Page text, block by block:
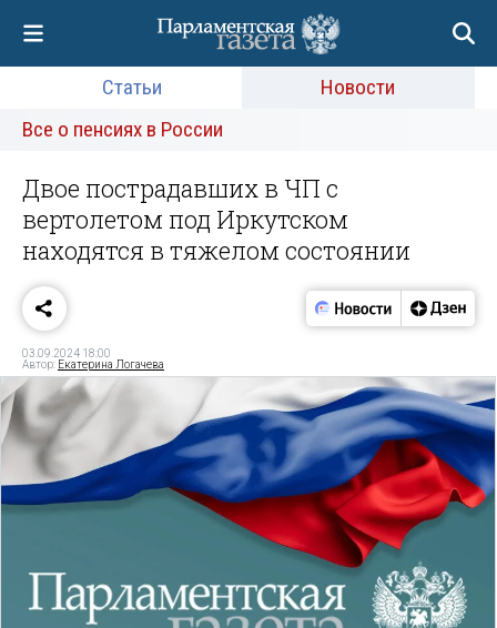
Статьи
Новости
Все о пенсиях в России
Двое пострадавших в ЧП с
вертолетом под Иркутском
находятся в тяжелом состоянии
03.09.2024 18:00
Автор: Екатерина Логачева